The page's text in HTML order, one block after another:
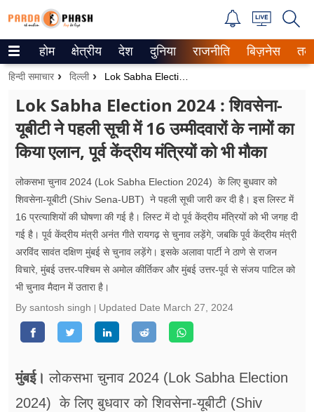
Trending on Google News
वेब स्टोरीज
उत्तर प्रदेश
गैलरी
वीडियो
रिलेशनशिप
जीवन मंत्रा
फूड
ब्‍यूटी
होम क्षेत्रीय देश दुनिया राजनीति बिज़नेस
हिन्दी समाचार दिल्ली
Lok Sabha Election 2024 : शिवसेना-
यूबीटी ने पहली सूची में 16 उम्मीदवारों के नामों का
किया एलान, पूर्व केंद्रीय मंत्रियों को भी मौका
लोकसभा चुनाव 2024 (Lok Sabha Election 2024) के लिए बुधवार को
शिवसेना-यूबीटी (Shiv Sena-UBT) ने पहली सूची जारी कर दी है। इस लिस्ट में
16 प्रत्याशियों की घोषणा की गई है। लिस्ट में दो पूर्व केंद्रीय मंत्रियों को भी जगह दी
गई है। पूर्व केंद्रीय मंत्री अनंत गीते रायगढ़ से चुनाव लड़ेंगे, जबकि पूर्व केंद्रीय मंत्री
अरविंद सावंत दक्षिण मुंबई से चुनाव लड़ेंगे। इसके अलावा पार्टी ने ठाणे से राजन
विचारे, मुंबई उत्तर-पश्चिम से अमोल कीर्तिकर और मुंबई उत्तर-पूर्व से संजय पाटिल को
भी चुनाव मैदान में उतारा है।
By santosh singh
Updated Date March 27, 2024
मुंबई। लोकसभा चुनाव 2024 (Lok Sabha Election
2024) के लिए बुधवार को शिवसेना-यूबीटी (Shiv